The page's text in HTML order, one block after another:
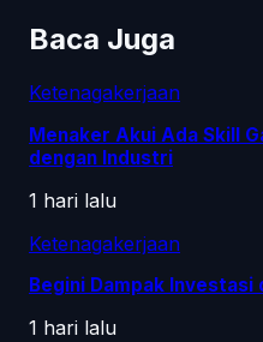
Baca Juga
Ketenagakerjaan
Menaker Akui Ada Skill
dengan Industri
1 hari lalu
Ketenagakerjaan
Begini Dampak
1 hari lalu